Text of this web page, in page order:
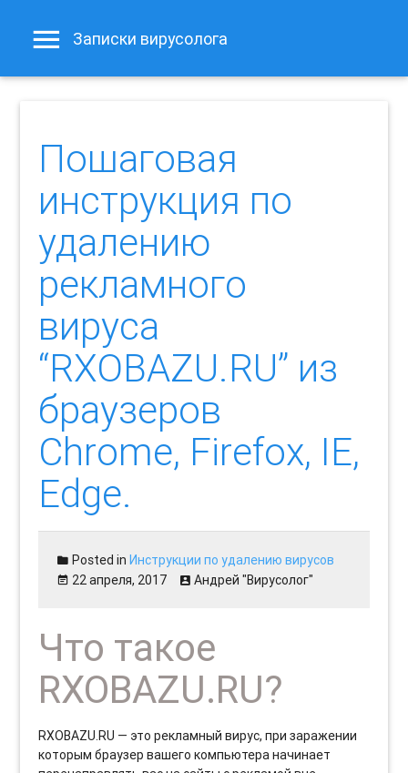
Записки вирусолога
Пошаговая
инструкция по
удалению
рекламного
вируса
“RXOBAZU.RU” из
браузеров
Chrome, Firefox, IE,
Edge.
Posted inИнструкции по удалению вирусов
22 апреля, 2017
Андрей "Вирусолог"
Что такое
RXOBAZU.RU?
RXOBAZU.RU — это рекламный вирус, при заражении
которым браузер вашего компьютера начинает